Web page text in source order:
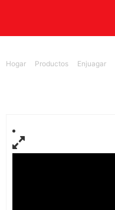
Hogar Productos Enjuagar